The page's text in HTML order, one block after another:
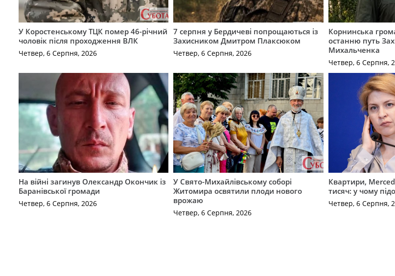
У Коростенському ТЦК помер 46-річний
чоловік після проходження ВЛК
Четвер, 6 Серпня, 2026
7 серпня у Бердичеві попрощаються із
Захисником Дмитром Плаксюком
Четвер, 6 Серпня, 2026
Корнинська
останню путь
Михальченка
Четвер, 6 Серпня,
На війні загинув Олександр Окончик із
Баранівської громади
Четвер, 6 Серпня, 2026
У Свято-Михайлівському соборі
Житомира освятили плоди нового
врожаю
Четвер, 6 Серпня, 2026
Квартири,
тисяч: у чому
Четвер, 6 Серпня,